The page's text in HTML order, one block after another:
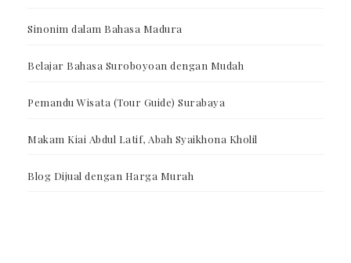
Sinonim dalam Bahasa Madura
Belajar Bahasa Suroboyoan dengan Mudah
Pemandu Wisata (Tour Guide) Surabaya
Makam Kiai Abdul Latif, Abah Syaikhona Kholil
Blog Dijual dengan Harga Murah